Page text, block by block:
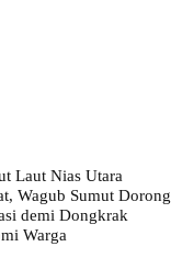
Laut Nias Utara
Wagub Sumut Dorong
demi Dongkrak
Warga